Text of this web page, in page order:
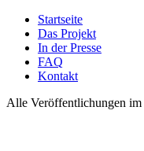
Startseite
Das Projekt
In der Presse
FAQ
Kontakt
Alle Veröffentlichungen im